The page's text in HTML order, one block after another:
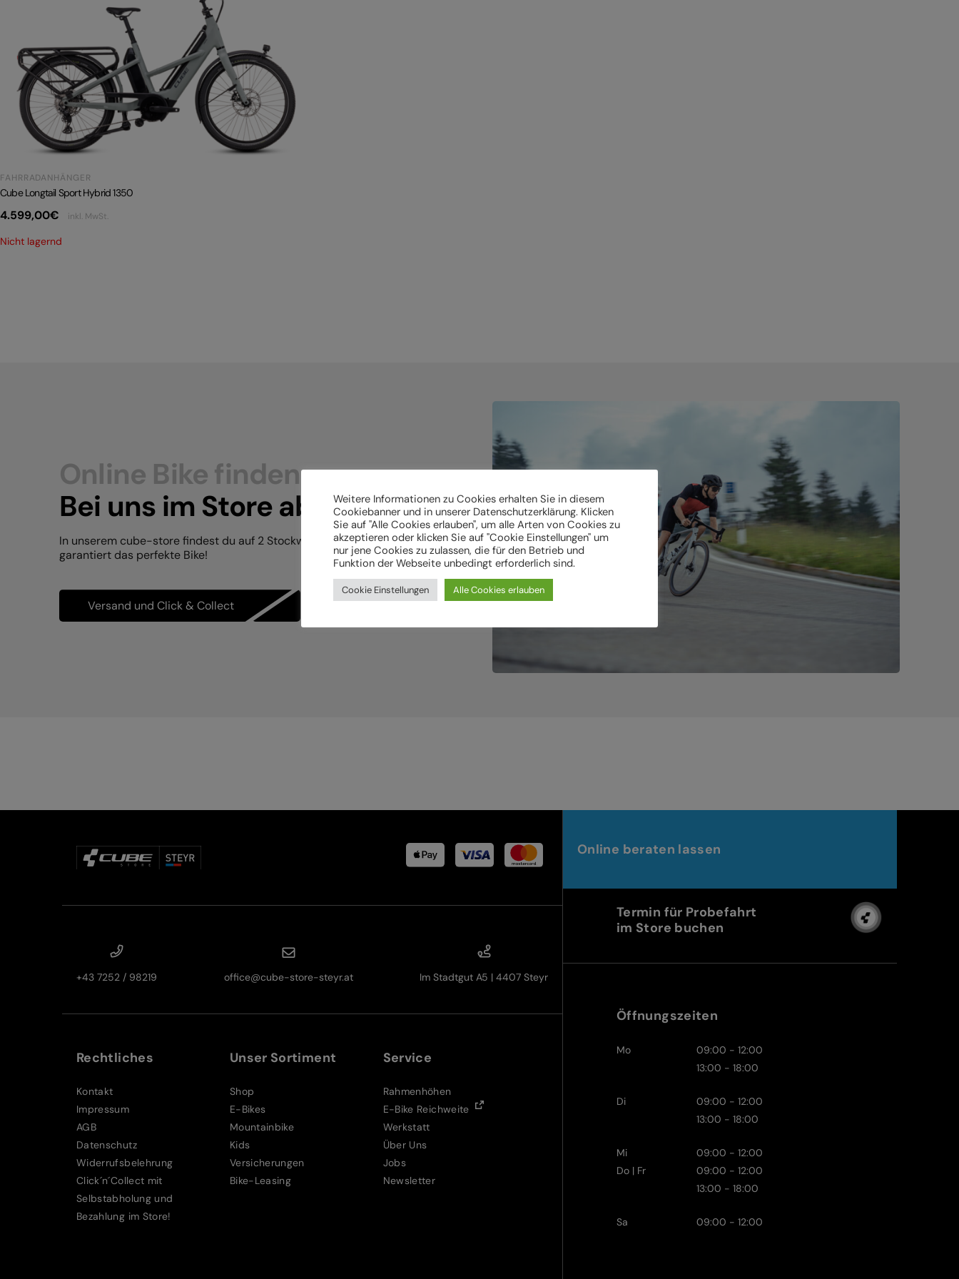
FAHRRADANHÄNGER
Cube Longtail Sport Hybrid 1350
4.599,00€ inkl. MwSt.
Nicht lagernd
Online Bike finden.
Bei uns im Store abholen.
In unserem cube-store findest du auf 2 Stockwerken
garantiert das perfekte Bike!
Versand und Click & Collect
+43 7252 / 98219 office@cube-store-steyr.at Im Stadtgut A5 | 4407 Steyr
Rechtliches
Kontakt
Impressum
AGB
Datenschutz
Widerrufsbelehrung
Click´n´Collect mit
Selbstabholung und
Bezahlung im Store!
Unser Sortiment
Shop
E-Bikes
Mountainbike
Kids
Versicherungen
Bike-Leasing
Service
Rahmenhöhen
E-Bike Reichweite
Werkstatt
Über Uns
Jobs
Newsletter
Online beraten lassen
Termin für Probefahrt
im Store buchen
Öffnungszeiten
Mo
09:00 - 12:00
13:00 - 18:00
Di
09:00 - 12:00
13:00 - 18:00
Mi
09:00 - 12:00
Do | Fr
09:00 - 12:00
13:00 - 18:00
Sa 09:00 - 12:00
Weitere Informationen zu Cookies erhalten Sie in diesem
Cookiebanner und in unserer Datenschutzerklärung. Klicken
Sie auf "Alle Cookies erlauben", um alle Arten von Cookies zu
akzeptieren oder klicken Sie auf "Cookie Einstellungen" um
nur jene Cookies zu zulassen, die für den Betrieb und
Funktion der Webseite unbedingt erforderlich sind.
Cookie Einstellungen Alle Cookies erlauben